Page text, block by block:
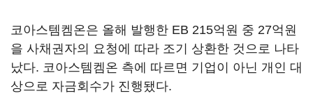
코아스템켐온은 올해 발행한 EB 215억원 중 27억원
을 사채권자의 요청에 따라 조기 상환한 것으로 나타
났다. 코아스템켐온 측에 따르면 기업이 아닌 개인 대
상으로 자금회수가 진행됐다.